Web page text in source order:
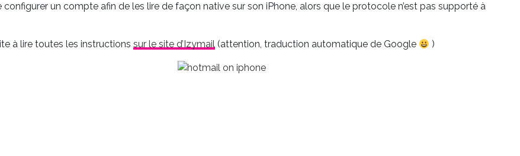
configurer un compte afin de les lire de façon native sur son iPhone, alors que le protocole n’est pas supporté à
à lire toutes les instructions sur le site d’Izymail (attention, traduction automatique de Google )